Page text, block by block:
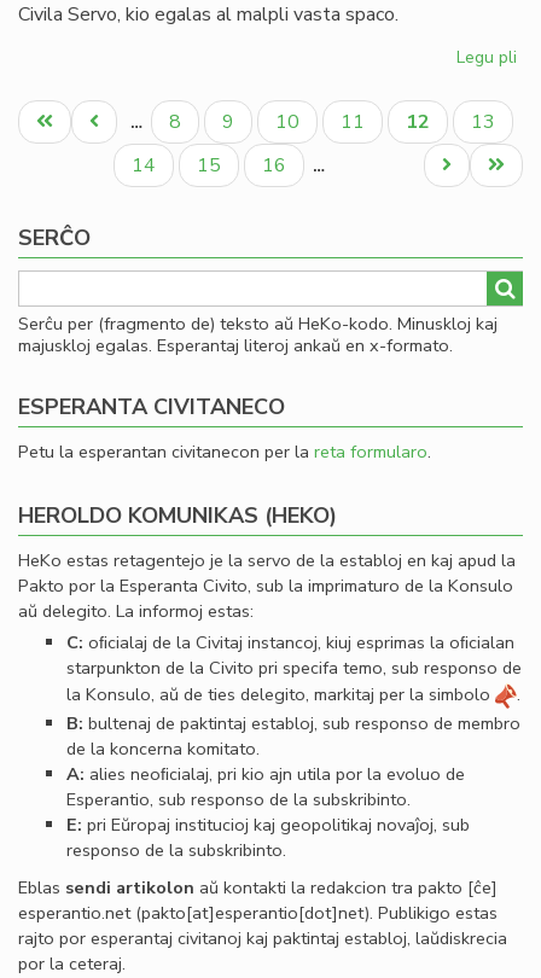
Civila Servo, kio egalas al malpli vasta spaco.
Legu pli
Pagination
Unua
paĝo
Antaŭa
paĝo
… Paĝo
8 Paĝo
9 Paĝo
10 Paĝo
11
Aktuala
paĝo
12 Paĝo
13
Paĝo
14 Paĝo
15 Paĝo
16 …
Last
page
Next
page
SERĈO
Serĉu per (fragmento de) teksto aŭ HeKo-kodo. Minuskloj kaj
majuskloj egalas. Esperantaj literoj ankaŭ en x-formato.
ESPERANTA CIVITANECO
Petu la esperantan civitanecon per la reta formularo.
HEROLDO KOMUNIKAS (HEKO)
HeKo estas retagentejo je la servo de la establoj en kaj apud la
Pakto por la Esperanta Civito, sub la imprimaturo de la Konsulo
aŭ delegito. La informoj estas:
C: oﬁcialaj de la Civitaj instancoj, kiuj esprimas la oﬁcialan
starpunkton de la Civito pri specifa temo, sub responso de
la Konsulo, aŭ de ties delegito, markitaj per la simbolo
.
B: bultenaj de paktintaj establoj, sub responso de membro
de la koncerna komitato.
A: alies neoﬁcialaj, pri kio ajn utila por la evoluo de
Esperantio, sub responso de la subskribinto.
E: pri Eŭropaj institucioj kaj geopolitikaj novaĵoj, sub
responso de la subskribinto.
Eblas sendi artikolon aŭ kontakti la redakcion tra pakto [ĉe]
esperantio.net(pakto[at]esperantio[dot]net). Publikigo estas
rajto por esperantaj civitanoj kaj paktintaj establoj, laŭdiskrecia
por la ceteraj.